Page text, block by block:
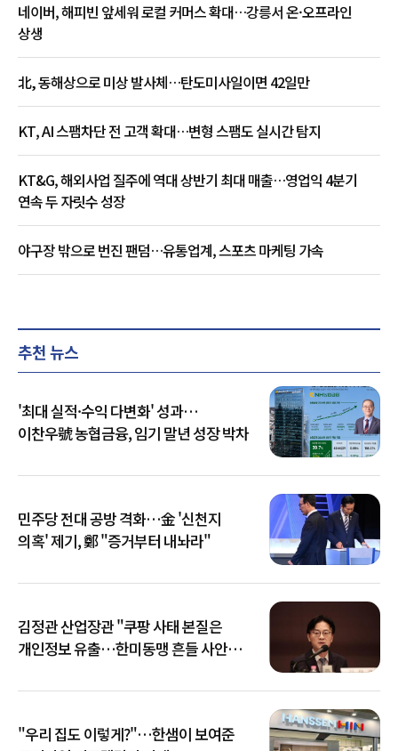
네이버, 해피빈 앞세워 로컬 커머스 확대…강릉서 온·오프라인
상생
北, 동해상으로 미상 발사체…탄도미사일이면 42일만
KT, AI 스팸차단 전 고객 확대…변형 스팸도 실시간 탐지
KT&G, 해외사업 질주에 역대 상반기 최대 매출…영업익 4분기
연속 두 자릿수 성장
야구장 밖으로 번진 팬덤…유통업계, 스포츠 마케팅 가속
추천 뉴스
'최대 실적·수익 다변화' 성과…
이찬우號 농협금융, 임기 말년 성장 박차
민주당 전대 공방 격화…金 '신천지
의혹' 제기, 鄭 "증거부터 내놔라"
김정관 산업장관 "쿠팡 사태 본질은
개인정보 유출…한미동맹 흔들 사안
"우리 집도 이렇게?"…한샘이 보여준